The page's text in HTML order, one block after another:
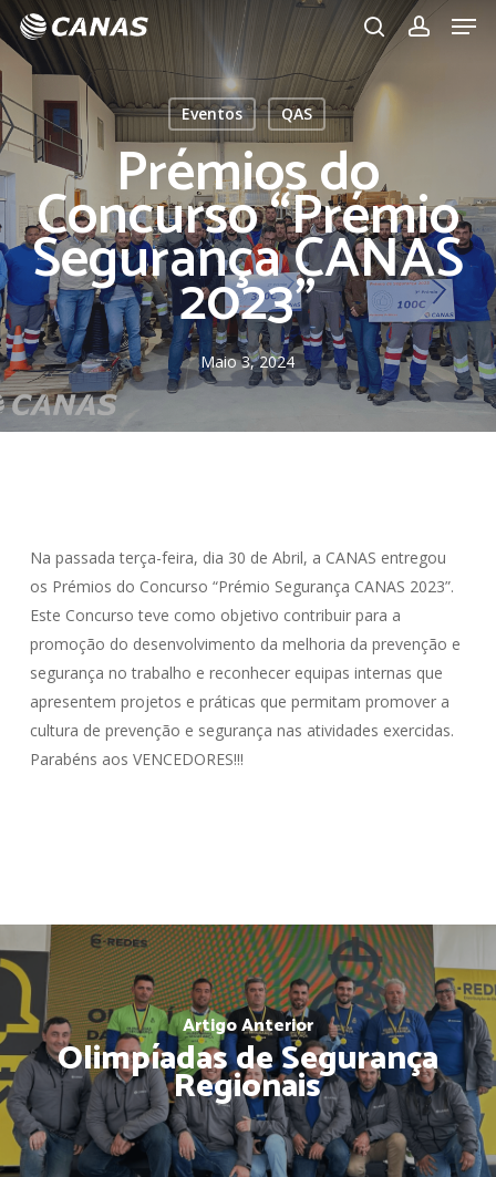
Skip
to
main
content
search
Eventos QAS
Prémios do
Concurso “Prémio
Segurança CANAS
2023”
Maio 3, 2024
Na passada terça-feira, dia 30 de Abril, a CANAS entregou
os Prémios do Concurso “Prémio Segurança CANAS 2023”.
Este Concurso teve como objetivo contribuir para a
promoção do desenvolvimento da melhoria da prevenção e
segurança no trabalho e reconhecer equipas internas que
apresentem projetos e práticas que permitam promover a
cultura de prevenção e segurança nas atividades exercidas.
Parabéns aos VENCEDORES!!!
Artigo Anterior
Olimpíadas de Segurança
Regionais